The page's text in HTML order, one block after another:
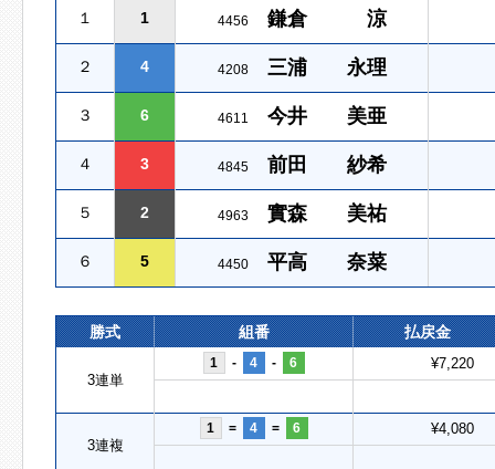
１ 1 4456 鎌倉 涼
２ 4 4208 三浦 永理
３ 6 4611 今井 美亜
４ 3 4845 前田 紗希
５ 2 4963 實森 美祐
６ 5 4450 平高 奈菜
勝式 組番 払戻金
3連単
1 - 4 - 6 ¥7,220
3連複
1 = 4 = 6 ¥4,080